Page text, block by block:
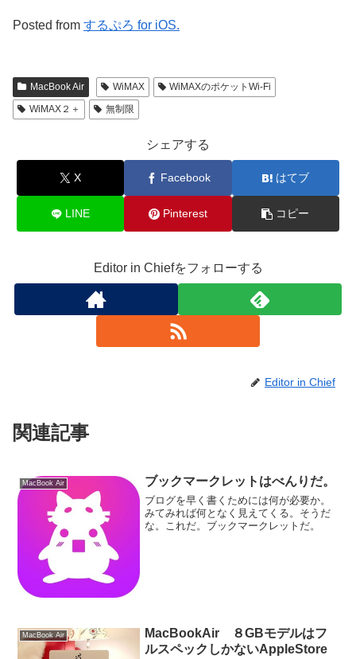
Posted from するぷろ for iOS.
MacBook Air WiMAX
WiMAXのポケットWi-Fi
WiMAX２＋
無制限
シェアする
X Facebook はてブ
LINE Pinterest コピー
Editor in Chiefをフォローする
Editor in Chief
関連記事
MacBook Air ブックマークレットはべんりだ。
ブログを早く書くためには何が必要か。
みてみれば何となく見えてくる。そうだ
な。これだ。ブックマークレットだ。
MacBook Air
MacBookAir ８GBモデルはフ
ルスペックしかないAppleStore